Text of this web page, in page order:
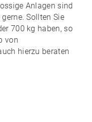
Anlagen sind
Sollten Sie
700 kg haben, so
von
hierzu beraten